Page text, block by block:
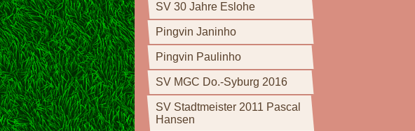
SV 30 Jahre Eslohe
Pingvin Janinho
Pingvin Paulinho
SV MGC Do.-Syburg 2016
SV Stadtmeister 2011 Pascal
Hansen